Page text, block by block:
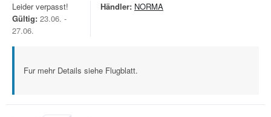
Leider verpasst!
Gültig: 23.06. -
27.06.
Händler: NORMA
Fur mehr Details siehe Flugblatt.